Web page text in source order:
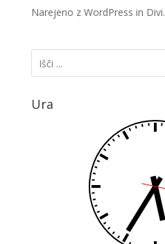
Narejeno z WordPress in Divi.
Ura